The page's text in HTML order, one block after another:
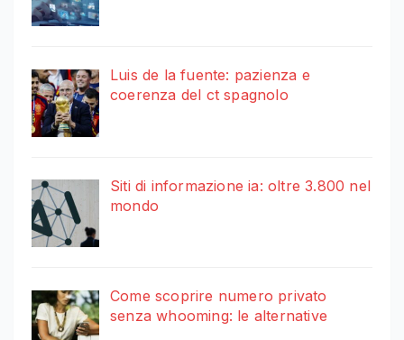
Luis de la fuente: pazienza e
coerenza del ct spagnolo
Siti di informazione ia: oltre 3.800 nel
mondo
Come scoprire numero privato
senza whooming: le alternative